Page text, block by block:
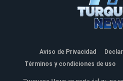
Aviso de Privacidad
Términos y condiciones de uso